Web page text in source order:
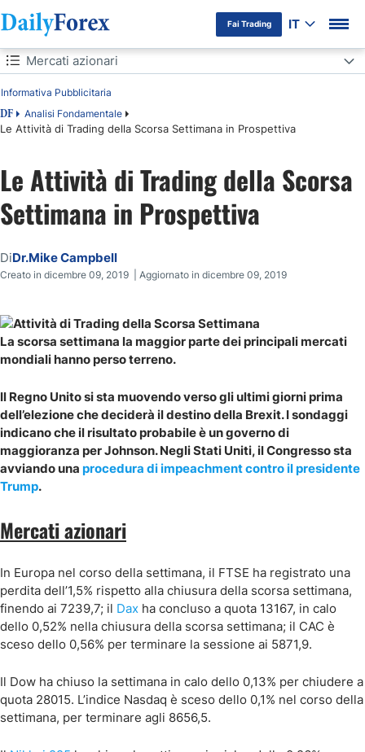
Fai Trading IT
Indice
DF Analisi Fondamentale
Le Attività di Trading della Scorsa Settimana in Prospettiva
Informativa Pubblicitaria
Mercati azionari
Mercati azionari
Mercati valutari
Mercati delle materie prime
Le Attività di Trading della Scorsa
Settimana in Prospettiva
DiDr.Mike Campbell
Creato in dicembre 09, 2019 | Aggiornato in dicembre 09, 2019
La scorsa settimana la maggior parte dei principali mercati
mondiali hanno perso terreno.
Il Regno Unito si sta muovendo verso gli ultimi giorni prima
dell’elezione che deciderà il destino della Brexit. I sondaggi
indicano che il risultato probabile è un governo di
maggioranza per Johnson. Negli Stati Uniti, il Congresso sta
avviando una procedura di impeachment contro il presidente
Trump.
Mercati azionari
In Europa nel corso della settimana, il FTSE ha registrato una
perdita dell’1,5% rispetto alla chiusura della scorsa settimana,
finendo ai 7239,7; il Dax ha concluso a quota 13167, in calo
dello 0,52% nella chiusura della scorsa settimana; il CAC è
sceso dello 0,56% per terminare la sessione ai 5871,9.
Il Dow ha chiuso la settimana in calo dello 0,13% per chiudere a
quota 28015. L’indice Nasdaq è sceso dello 0,1% nel corso della
settimana, per terminare agli 8656,5.